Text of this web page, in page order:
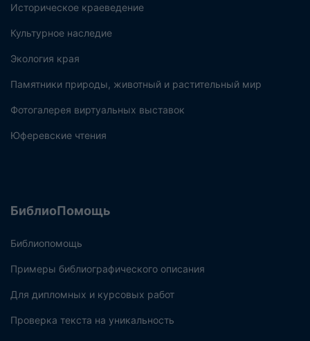
Историческое краеведение
Культурное наследие
Экология края
Памятники природы, животный и растительный мир
Фотогалерея виртуальных выставок
Юферевские чтения
БиблиоПомощь
Библиопомощь
Примеры библиографического описания
Для дипломных и курсовых работ
Проверка текста на уникальность